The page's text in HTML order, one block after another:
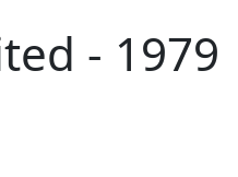
- 1979